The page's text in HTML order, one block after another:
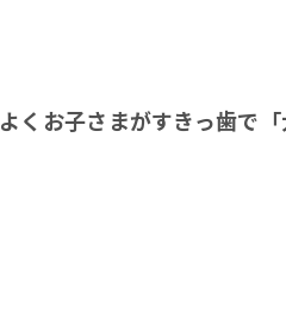
よくお子さまがすきっ歯で